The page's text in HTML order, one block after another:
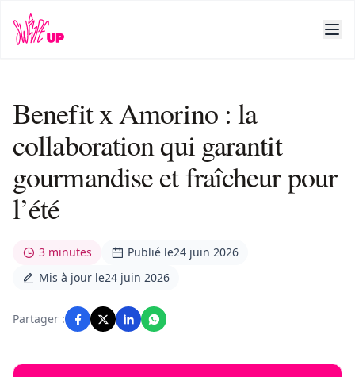
Benefit x Amorino : la
collaboration qui garantit
gourmandise et fraîcheur pour
l’été
3 minutes Publié le24 juin 2026
Mis à jour le24 juin 2026
Partager :